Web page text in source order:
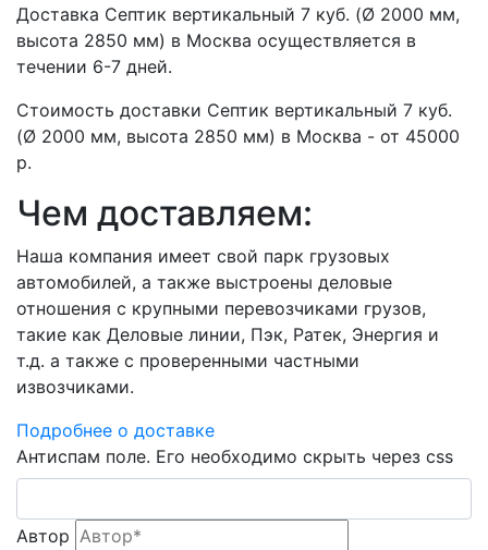
Доставка Септик вертикальный 7 куб. (Ø 2000 мм,
высота 2850 мм) в Москва осуществляется в
течении 6-7 дней.
Стоимость доставки Септик вертикальный 7 куб.
(Ø 2000 мм, высота 2850 мм) в Москва - от 45000
р.
Чем доставляем:
Наша компания имеет свой парк грузовых
автомобилей, а также выстроены деловые
отношения с крупными перевозчиками грузов,
такие как Деловые линии, Пэк, Ратек, Энергия и
т.д. а также с проверенными частными
извозчиками.
Подробнее о доставке
Антиспам поле. Его необходимо скрыть через css
Автор